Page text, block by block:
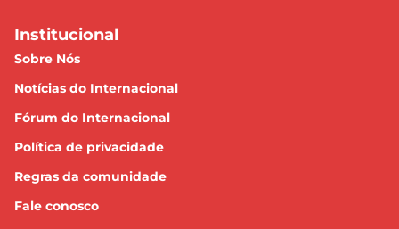
Institucional
Sobre Nós
Notícias do Internacional
Fórum do Internacional
Política de privacidade
Regras da comunidade
Fale conosco